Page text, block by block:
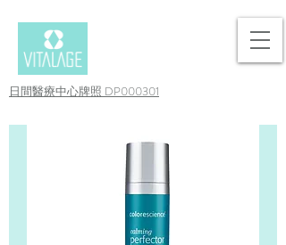
日間醫療中心牌照 DP000301